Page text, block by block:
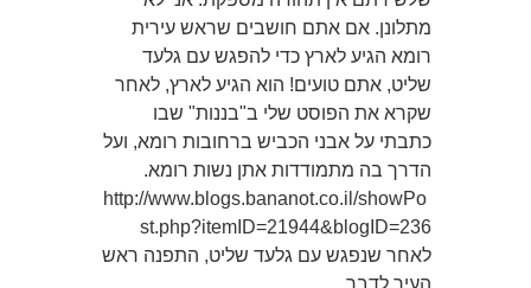
מתלונן. אם אתם חושבים שראש עירית
רומא הגיע לארץ כדי להפגש עם גלעד
שליט, אתם טועים! הוא הגיע לארץ, לאחר
שקרא את הפוסט שלי ב"בננות" שבו
כתבתי על אבני הכביש ברחובות רומא, ועל
הדרך בה מתמודדות אתן נשות רומא.
http://www.blogs.bananot.co.il/showPo
st.php?itemID=21944&blogID=236
לאחר שנפגש עם גלעד שליט, התפנה ראש
העיר לדבר ...